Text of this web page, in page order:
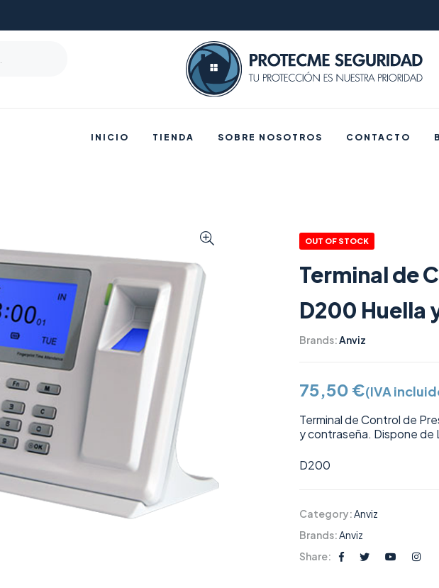
INICIO TIENDA SOBRE NOSOTROS CONTACTO
OUT OF STOCK
Terminal de
D200 Huella
Brands:Anviz
75,50 €(IVA
Terminal de Control de
y contraseña. Dispone de
D200
Category:Anviz
Brands:Anviz
Share: